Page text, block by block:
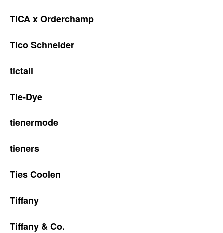
TICA x Orderchamp
Tico Schneider
tictail
Tie-Dye
tienermode
tieners
Ties Coolen
Tiffany
Tiffany & Co.